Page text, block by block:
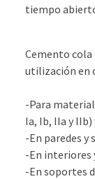
tiempo
Cemento cola
utilización en
-Para
Ia, Ib, IIa y
-En paredes y
-En interiores
-En soportes